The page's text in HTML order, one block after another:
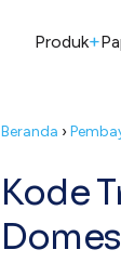
Produk+
Beranda ›
Kode